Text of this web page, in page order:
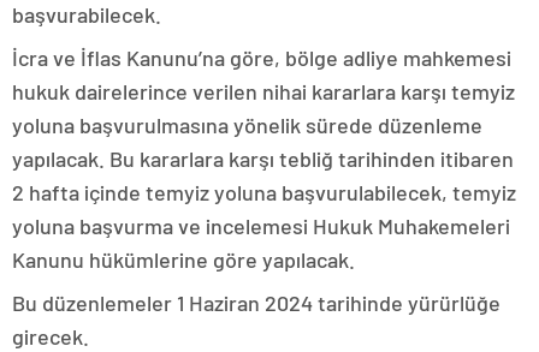
başvurabilecek.
İcra ve İflas Kanunu’na göre, bölge adliye mahkemesi
hukuk dairelerince verilen nihai kararlara karşı temyiz
yoluna başvurulmasına yönelik sürede düzenleme
yapılacak. Bu kararlara karşı tebliğ tarihinden itibaren
2 hafta içinde temyiz yoluna başvurulabilecek, temyiz
yoluna başvurma ve incelemesi Hukuk Muhakemeleri
Kanunu hükümlerine göre yapılacak.
Bu düzenlemeler 1 Haziran 2024 tarihinde yürürlüğe
girecek.